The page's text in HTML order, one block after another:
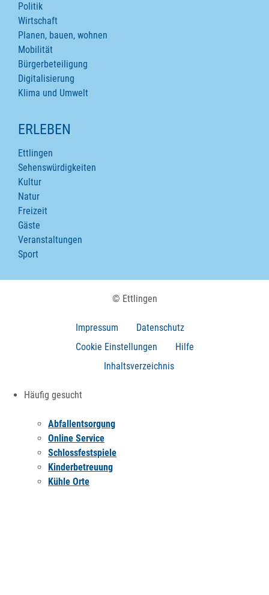
Politik
Wirtschaft
Planen, bauen, wohnen
Mobilität
Bürgerbeteiligung
Digitalisierung
Klima und Umwelt
ERLEBEN
Ettlingen
Sehenswürdigkeiten
Kultur
Natur
Freizeit
Gäste
Veranstaltungen
Sport
© Ettlingen
Impressum
Datenschutz
Cookie Einstellungen
Hilfe
Inhaltsverzeichnis
Häufig gesucht
Abfallentsorgung
Online Service
Schlossfestspiele
Kinderbetreuung
Kühle Orte